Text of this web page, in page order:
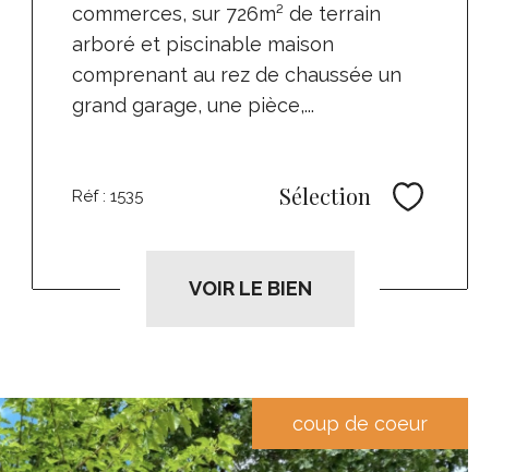
commerces, sur 726m² de terrain
arboré et piscinable maison
comprenant au rez de chaussée un
grand garage, une pièce,...
Réf : 1535 Sélection
VOIR LE BIEN
coup de coeur